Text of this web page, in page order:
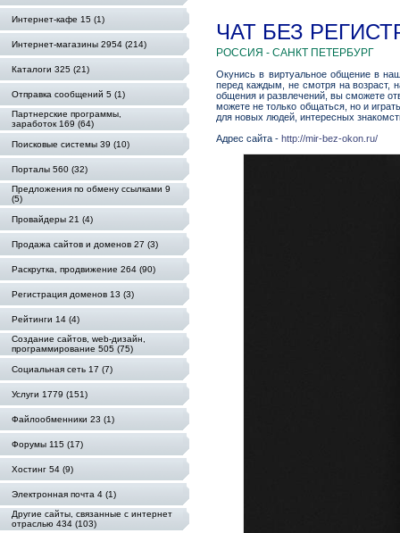
Интернет-кафе 15 (1)
Интернет-магазины 2954 (214)
Каталоги 325 (21)
Отправка сообщений 5 (1)
Партнерские программы,
заработок 169 (64)
Поисковые системы 39 (10)
Порталы 560 (32)
Предложения по обмену ссылками 9
(5)
Провайдеры 21 (4)
Продажа сайтов и доменов 27 (3)
Раскрутка, продвижение 264 (90)
Регистрация доменов 13 (3)
Рейтинги 14 (4)
Создание сайтов, web-дизайн,
программирование 505 (75)
Социальная сеть 17 (7)
Услуги 1779 (151)
Файлообменники 23 (1)
Форумы 115 (17)
Хостинг 54 (9)
Электронная почта 4 (1)
Другие сайты, связанные с интернет
отраслью 434 (103)
ЧАТ БЕЗ
РОССИЯ - САНКТ ПЕТЕРБУРГ
Окунись в виртуальное общение в
перед каждым, не смотря на возраст,
общения и развлечений, вы сможете
можете не только общаться, но и
для новых людей, интересных
Адрес сайта - http://mir-bez-okon.ru/